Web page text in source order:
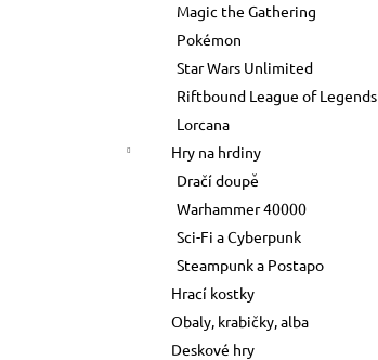
Magic the Gathering
Pokémon
Star Wars Unlimited
Riftbound League of Legends
Lorcana
Hry na hrdiny
Dračí doupě
Warhammer 40000
Sci-Fi a Cyberpunk
Steampunk a Postapo
Hrací kostky
Obaly, krabičky, alba
Deskové hry